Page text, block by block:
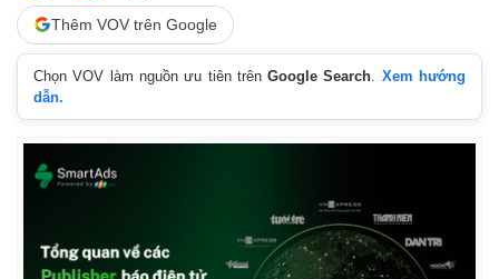
Pháp luật
Quân sự - Quốc phòng
Thêm VOV trên Google
Chọn VOV làm nguồn ưu tiên trênGoogle Search
Xem hướng
dẫn.